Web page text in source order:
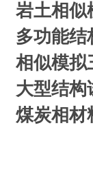
岩土相似
多功能结
相似模拟
大型结构
煤炭相材